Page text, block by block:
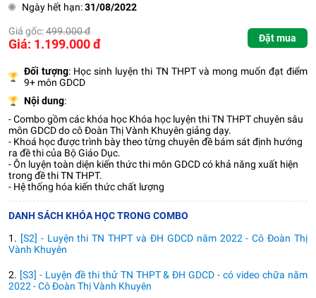
Ngày hết hạn:31/08/2022
Giá gốc:499.000 đ
Giá: 1.199.000 đ Đặt mua
Đối tượng: Học sinh luyện thi TN THPT và mong muốn đạt điểm
9+ môn GDCD
Nội dung:
- Combo gồm các khóa học Khóa học luyện thi TN THPT chuyên sâu
môn GDCD do cô Đoàn Thị Vành Khuyên giảng dạy.
- Khoá học được trình bày theo từng chuyên đề bám sát định hướng
ra đề thi của Bộ Giáo Dục.
- Ôn luyện toàn diện kiến thức thi môn GDCD có khả năng xuất hiện
trong đề thi TN THPT.
- Hệ thống hóa kiến thức chất lượng
DANH SÁCH KHÓA HỌC TRONG COMBO
1. [S2] - Luyện thi TN THPT và ĐH GDCD năm 2022 - Cô Đoàn Thị
Vành Khuyên
2. [S3] - Luyện đề thi thử TN THPT & ĐH GDCD - có video chữa năm
2022 - Cô Đoàn Thị Vành Khuyên